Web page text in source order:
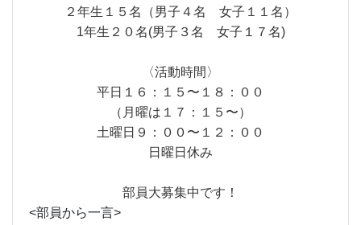
２年生１５名（男子４名　女子１１名）
1年生２０名(男子３名　女子１７名)
〈活動時間〉
平日１６：１５〜１８：００
（月曜は１７：１５〜）
土曜日９：００〜１２：００
日曜日休み
部員大募集中です！
<部員から一言>